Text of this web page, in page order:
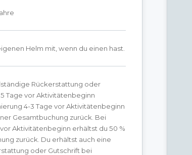
Helm mit, wenn du einen hast.
Rückerstattung oder
Tage vor Aktivitätenbeginn
4-3 Tage vor Aktivitätenbeginn
Gesamtbuchung zurück. Bei
Aktivitätenbeginn erhältst du 50 %
zurück. Du erhältst auch eine
oder Gutschrift bei